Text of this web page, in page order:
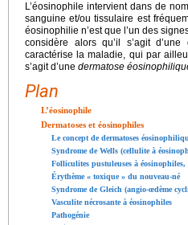
L’éosinophile intervient dans de
sanguine et/ou tissulaire est
éosinophilie n’est que l’un des
considère alors qu’il s’agit d’une
caractérise la maladie, qui par
s’agit d’une dermatose
Plan
L’éosinophile
Dermatoses et éosinophiles
Le concept de dermatoses
Syndrome de Wells (cellulite à
Folliculites pustuleuses à
Érythème « toxique » du nouveau-né
Syndrome de Gleich (angio-œdème
Vasculite nécrosante à éosinophiles
Pathogénie